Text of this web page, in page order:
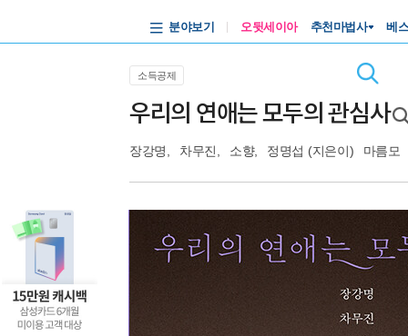
분야보기 오뒷세이아 추천마법사 베
소득공제
우리의 연애는 모두의 관심사
장강명 차무진 소향, 정명섭 (지은이) 마름모